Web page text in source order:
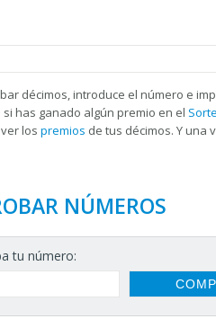
décimos, introduce el número e
has ganado algún premio en el
los premios de tus décimos. Y una
NÚMEROS
tu número: